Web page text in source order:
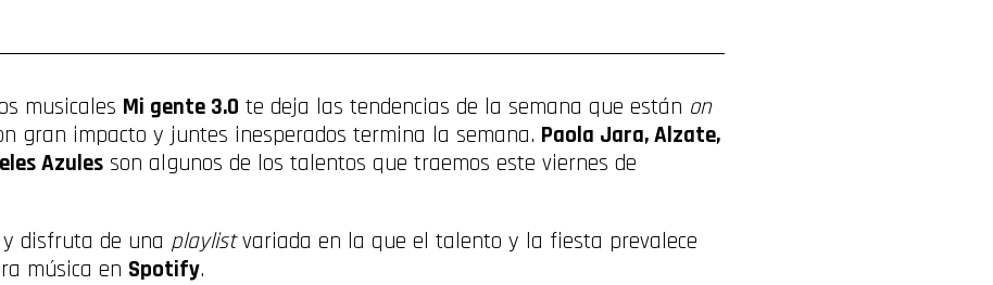
musicales Mi gente 3.0 te deja las tendencias de la semana que están on
gran impacto y juntes inesperados termina la semana. Paola Jara, Alzate,
Azules son algunos de los talentos que traemos este viernes de
disfruta de una playlistvariada en la que el talento y la fiesta prevalece
música en Spotify.